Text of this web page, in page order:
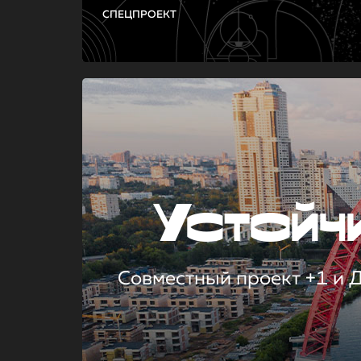
СПЕЦПРОЕКТ
Совместный проект +1 и